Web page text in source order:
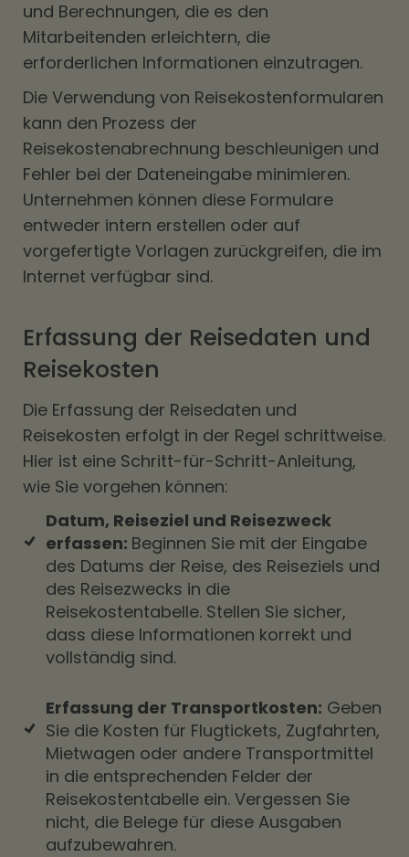
und Berechnungen, die es den
Mitarbeitenden erleichtern, die
erforderlichen Informationen einzutragen.
Die Verwendung von Reisekostenformularen
kann den Prozess der
Reisekostenabrechnung beschleunigen und
Fehler bei der Dateneingabe minimieren.
Unternehmen können diese Formulare
entweder intern erstellen oder auf
vorgefertigte Vorlagen zurückgreifen, die im
Internet verfügbar sind.
Erfassung der Reisedaten und
Reisekosten
Die Erfassung der Reisedaten und
Reisekosten erfolgt in der Regel schrittweise.
Hier ist eine Schritt-für-Schritt-Anleitung,
wie Sie vorgehen können:
Datum, Reiseziel und Reisezweck
erfassen: Beginnen Sie mit der Eingabe
des Datums der Reise, des Reiseziels und
des Reisezwecks in die
Reisekostentabelle. Stellen Sie sicher,
dass diese Informationen korrekt und
vollständig sind.
Erfassung der Transportkosten: Geben
Sie die Kosten für Flugtickets, Zugfahrten,
Mietwagen oder andere Transportmittel
in die entsprechenden Felder der
Reisekostentabelle ein. Vergessen Sie
nicht, die Belege für diese Ausgaben
aufzubewahren.